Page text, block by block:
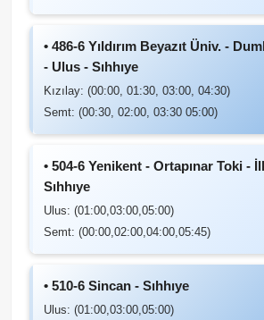
• 486-6 Yıldırım Beyazıt Üniv. -
- Ulus - Sıhhıye
Kızılay: (00:00, 01:30, 03:00, 04:30)
Semt: (00:30, 02:00, 03:30 05:00)
• 504-6 Yenikent - Ortapınar Toki -
Sıhhıye
Ulus: (01:00,03:00,05:00)
Semt: (00:00,02:00,04:00,05:45)
• 510-6 Sincan - Sıhhıye
Ulus: (01:00,03:00,05:00)